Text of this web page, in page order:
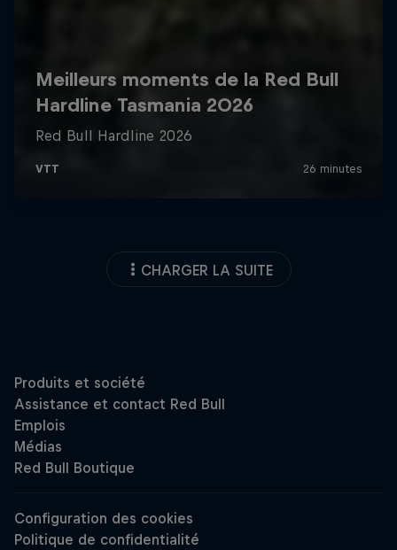
CHARGER LA SUITE